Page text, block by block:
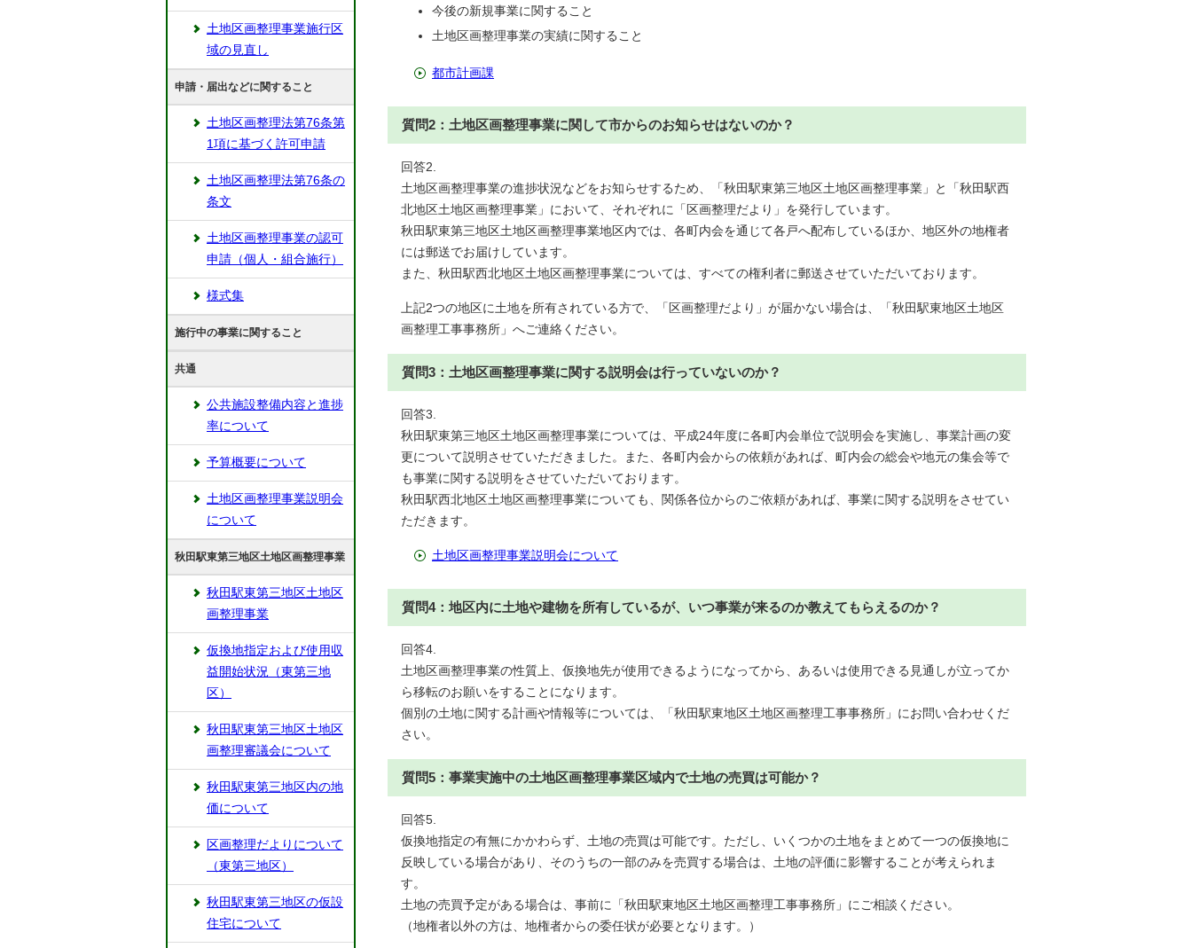
今後の新規事業に関すること
土地区画整理事業の実績に関すること
都市計画課
質問2：土地区画整理事業に関して市からのお知らせはないのか？
回答2.
土地区画整理事業の進捗状況などをお知らせするため、「秋田駅東第三地区土地区画整理事業」と「秋田駅西
北地区土地区画整理事業」において、それぞれに「区画整理だより」を発行しています。
秋田駅東第三地区土地区画整理事業地区内では、各町内会を通じて各戸へ配布しているほか、地区外の地権者
には郵送でお届けしています。
また、秋田駅西北地区土地区画整理事業については、すべての権利者に郵送させていただいております。
上記2つの地区に土地を所有されている方で、「区画整理だより」が届かない場合は、「秋田駅東地区土地区
画整理工事事務所」へご連絡ください。
質問3：土地区画整理事業に関する説明会は行っていないのか？
回答3.
秋田駅東第三地区土地区画整理事業については、平成24年度に各町内会単位で説明会を実施し、事業計画の変
更について説明させていただきました。また、各町内会からの依頼があれば、町内会の総会や地元の集会等で
も事業に関する説明をさせていただいております。
秋田駅西北地区土地区画整理事業についても、関係各位からのご依頼があれば、事業に関する説明をさせてい
ただきます。
土地区画整理事業説明会について
質問4：地区内に土地や建物を所有しているが、いつ事業が来るのか教えてもらえるのか？
回答4.
土地区画整理事業の性質上、仮換地先が使用できるようになってから、あるいは使用できる見通しが立ってか
ら移転のお願いをすることになります。
個別の土地に関する計画や情報等については、「秋田駅東地区土地区画整理工事事務所」にお問い合わせくだ
さい。
質問5：事業実施中の土地区画整理事業区域内で土地の売買は可能か？
回答5.
仮換地指定の有無にかかわらず、土地の売買は可能です。ただし、いくつかの土地をまとめて一つの仮換地に
反映している場合があり、そのうちの一部のみを売買する場合は、土地の評価に影響することが考えられま
す。
土地の売買予定がある場合は、事前に「秋田駅東地区土地区画整理工事事務所」にご相談ください。
（地権者以外の方は、地権者からの委任状が必要となります。）
土地区画整理事業施行区
域の見直し
申請・届出などに関すること
土地区画整理法第76条第
1項に基づく許可申請
土地区画整理法第76条の
条文
土地区画整理事業の認可
申請（個人・組合施行）
様式集
施行中の事業に関すること
共通
公共施設整備内容と進捗
率について
予算概要について
土地区画整理事業説明会
について
秋田駅東第三地区土地区画整理事業
秋田駅東第三地区土地区
画整理事業
仮換地指定および使用収
益開始状況（東第三地
区）
秋田駅東第三地区土地区
画整理審議会について
秋田駅東第三地区内の地
価について
区画整理だよりについて
（東第三地区）
秋田駅東第三地区の仮設
住宅について